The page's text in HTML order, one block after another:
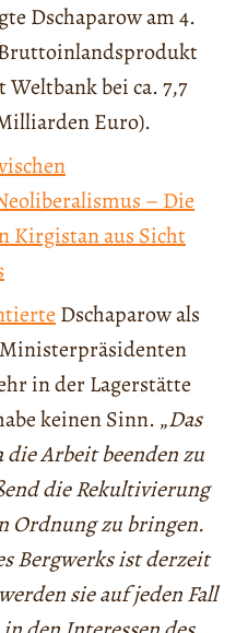
Dschaparow am 4.
bei ca. 7,7
Euro).
– Die
Kirgistan aus Sicht
Dschaparow als
in der Lagerstätte
keinen Sinn. „Das
Arbeit beenden zu
die Rekultivierung
Ordnung zu bringen.
Bergwerks ist derzeit
sie auf jeden Fall